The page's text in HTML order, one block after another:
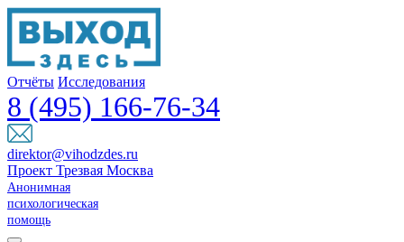
Отчёты Исследования
8 (495) 166-76-34
direktor@vihodzdes.ru
Проект Трезвая Москва
Анонимная
психологическая
помощь